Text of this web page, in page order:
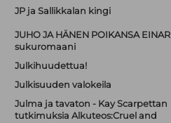
JP ja Sallikkalan kingi
JUHO JA HÄNEN POIKANSA EINAR
sukuromaani
Julkihuudettua!
Julkisuuden valokeila
Julma ja tavaton - Kay Scarpettan
tutkimuksia Alkuteos:Cruel and